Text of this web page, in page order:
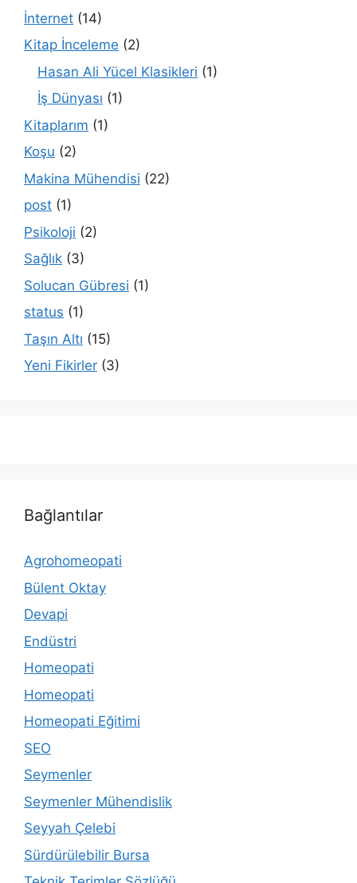
İnternet (14)
Kitap İnceleme (2)
Hasan Ali Yücel Klasikleri (1)
İş Dünyası (1)
Kitaplarım (1)
Koşu (2)
Makina Mühendisi (22)
post (1)
Psikoloji (2)
Sağlık (3)
Solucan Gübresi (1)
status (1)
Taşın Altı (15)
Yeni Fikirler (3)
Bağlantılar
Agrohomeopati
Bülent Oktay
Devapi
Endüstri
Homeopati
Homeopati
Homeopati Eğitimi
SEO
Seymenler
Seymenler Mühendislik
Seyyah Çelebi
Sürdürülebilir Bursa